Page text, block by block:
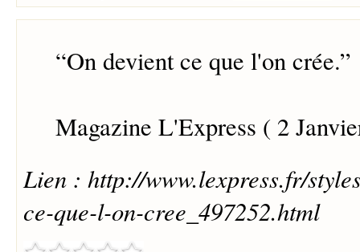
“On devient ce que l'on crée.”
Magazine L'Express ( 2
Lien : http://www.lexpress.fr/
ce-que-l-on-cree_497252.html